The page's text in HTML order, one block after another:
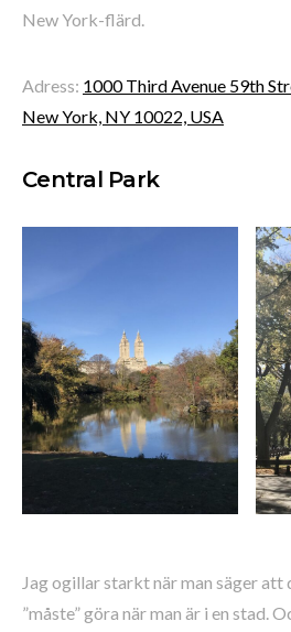
New York-flärd.
Adress: 1000 Third Avenue 59th
New York, NY 10022, USA
Central Park
Jag ogillar starkt när man säger att
”måste” göra när man är i en stad.